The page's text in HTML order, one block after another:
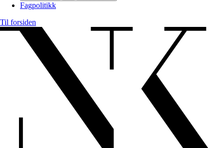
Fagpolitikk
Til forsiden